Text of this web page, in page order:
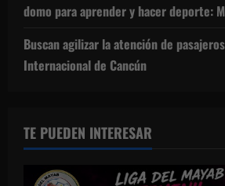
domo para aprender y hacer deporte:
Buscan agilizar la atención de
Internacional de Cancún
TE PUEDEN INTERESAR